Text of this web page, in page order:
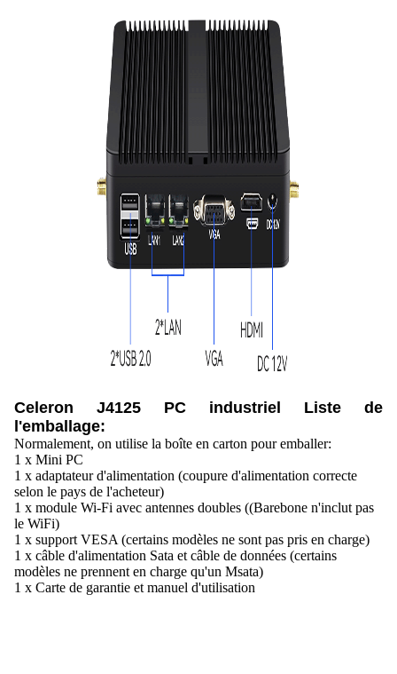
Celeron J4125 PC industriel Liste de
l'emballage:
Normalement, on utilise la boîte en carton pour emballer:
1 x Mini PC
1 x adaptateur d'alimentation (coupure d'alimentation correcte
selon le pays de l'acheteur)
1 x module Wi-Fi avec antennes doubles ((Barebone n'inclut pas
le WiFi)
1 x support VESA (certains modèles ne sont pas pris en charge)
1 x câble d'alimentation Sata et câble de données (certains
modèles ne prennent en charge qu'un Msata)
1 x Carte de garantie et manuel d'utilisation